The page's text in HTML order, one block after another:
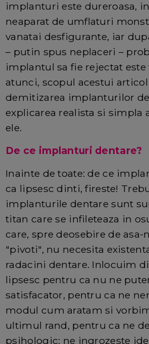
implanturi este dureroasa,
neaparat de umflaturi
vanatai desfigurante, iar
– putin spus neplaceri –
implantul sa fie rejectat este
atunci, scopul acestui
demitizarea implanturilor
explicarea realista si simpla
ele.
De ce implanturi dentare?
Inainte de toate: de ce
ca lipsesc dinti, fireste!
implanturile dentare sunt
titan care se infileteaza in
care, spre deosebire de
"pivoti", nu necesita
radacini dentare. Inlocuim
lipsesc pentru ca nu ne
satisfacator, pentru ca ne
modul cum aratam si
ultimul rand, pentru ca ne
psihologic: ne ingrozeste